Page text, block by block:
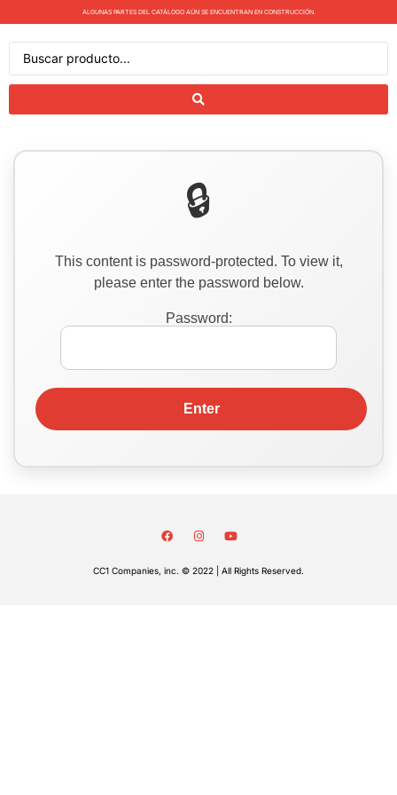
ALGUNAS PARTES DEL CATÁLOGO AÚN SE ENCUENTRAN EN CONSTRUCCIÓN.
This content is password-protected. To view it,
please enter the password below.
Password:
CC1 Companies, inc. © 2022 | All Rights Reserved.